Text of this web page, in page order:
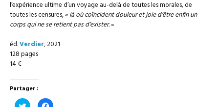
l’expérience ultime d’un voyage au-delà de toutes les morales, de
toutes les censures, «là où coïncident douleur et joie d’être enfin un
corps qui ne se retient pas d’exister.»
éd.Verdier, 2021
128 pages
14 €
Partager :
Cliquez Cliquez